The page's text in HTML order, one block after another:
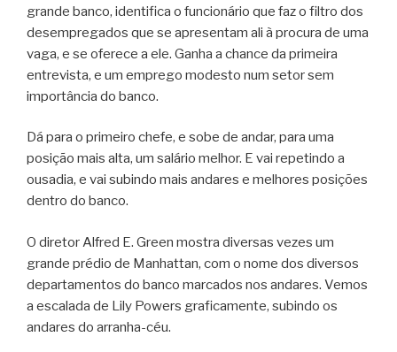
grande banco, identifica o funcionário que faz o filtro dos
desempregados que se apresentam ali à procura de uma
vaga, e se oferece a ele. Ganha a chance da primeira
entrevista, e um emprego modesto num setor sem
importância do banco.
Dá para o primeiro chefe, e sobe de andar, para uma
posição mais alta, um salário melhor. E vai repetindo a
ousadia, e vai subindo mais andares e melhores posições
dentro do banco.
O diretor Alfred E. Green mostra diversas vezes um
grande prédio de Manhattan, com o nome dos diversos
departamentos do banco marcados nos andares. Vemos
a escalada de Lily Powers graficamente, subindo os
andares do arranha-céu.